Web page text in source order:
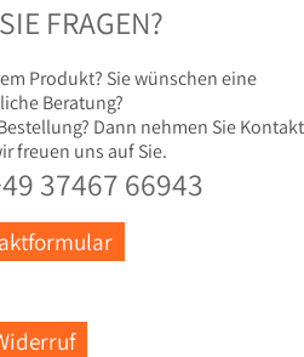
FRAGEN?
Produkt? Sie wünschen eine
Beratung?
Dann nehmen Sie Kontakt
freuen uns auf Sie.
37467 66943